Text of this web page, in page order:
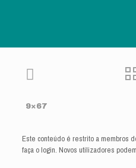
9×67
Este conteúdo é restrito a membros
faça o login. Novos utilizadores